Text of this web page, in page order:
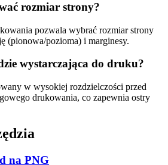
rozmiar strony?
pozwala wybrać rozmiar strony
(pionowa/pozioma) i marginesy.
wystarczająca do druku?
w wysokiej rozdzielczości przed
drukowania, co zapewnia ostry
na PNG